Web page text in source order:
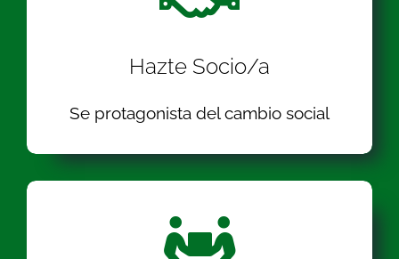
Hazte Socio/a
Se protagonista del cambio social